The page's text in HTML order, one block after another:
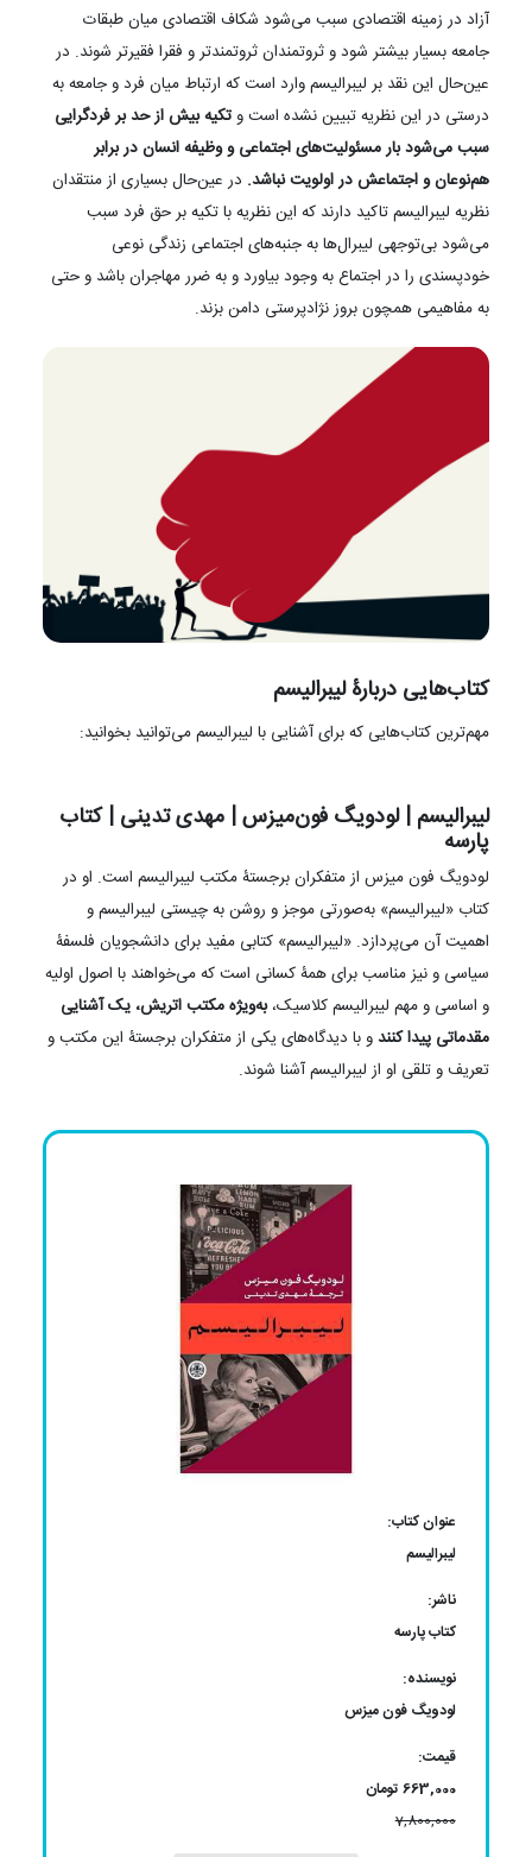
آزاد در زمینه اقتصادی سبب می‌شود شکاف اقتصادی میان طبقات
جامعه بسیار بیشتر شود و ثروتمندان ثروتمندتر و فقرا فقیرتر شوند. در
عین‌حال این نقد بر لیبرالیسم وارد است که ارتباط میان فرد و جامعه به
درستی در این نظریه تبیین نشده است و تکیه بیش از حد بر فردگرایی
سبب می‌شود بار مسئولیت‌های اجتماعی و وظیفه انسان در برابر
هم‌نوعان و اجتماعش در اولویت نباشد. در عین‌حال بسیاری از منتقدان
نظریه لیبرالیسم تاکید دارند که این نظریه با تکیه بر حق فرد سبب
می‌شود بی‌توجهی لیبرال‌ها به جنبه‌های اجتماعی زندگی نوعی
خودپسندی را در اجتماع به وجود بیاورد و به ضرر مهاجران باشد و حتی
به مفاهیمی همچون بروز نژادپرستی دامن بزند.
کتاب‌هایی دربارۀ لیبرالیسم
مهم‌ترین کتاب‌هایی که برای آشنایی با لیبرالیسم می‌توانید بخوانید:
لیبرالیسم | لودویگ فون‌میزس | مهدی تدینی | کتاب
پارسه
لودویگ فون میزس از متفکران برجستۀ مکتب لیبرالیسم است. او در
کتاب «لیبرالیسم» به‌صورتی موجز و روشن به چیستی لیبرالیسم و
اهمیت آن می‌پردازد. «لیبرالیسم» کتابی مفید برای دانشجویان فلسفۀ
سیاسی و نیز مناسب برای همۀ کسانی است که می‌خواهند با اصول اولیه
و اساسی و مهم لیبرالیسم کلاسیک،به‌ویژه مکتب اتریش، یک آشنایی
مقدماتی پیدا کنندو با دیدگاه‌های یکی از متفکران برجستۀ این مکتب و
تعریف و تلقی او از لیبرالیسم آشنا شوند.
عنوان کتاب:
لیبرالیسم
ناشر:
کتاب پارسه
نویسنده:
لودویگ فون میزس
قیمت:
663,000 تومان
7,800,000